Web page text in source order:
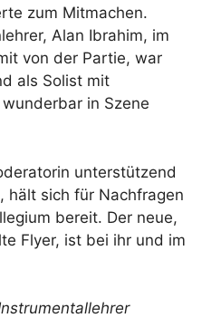
zum Mitmachen.
Alan Ibrahim, im
von der Partie, war
als Solist mit
in Szene
unterstützend
hält sich für Nachfragen
bereit. Der neue,
Flyer, ist bei ihr und im